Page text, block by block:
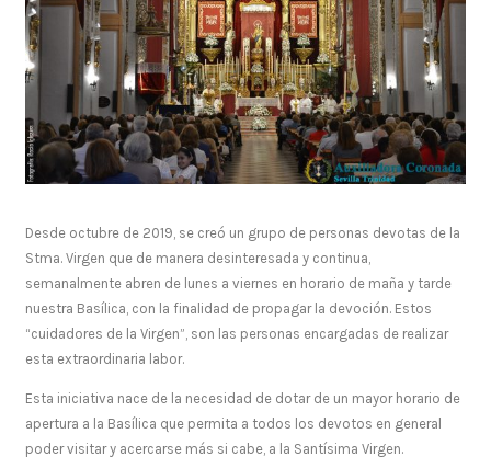
Desde octubre de 2019, se creó un grupo de personas devotas de la
Stma. Virgen que de manera desinteresada y continua,
semanalmente abren de lunes a viernes en horario de maña y tarde
nuestra Basílica, con la finalidad de propagar la devoción. Estos
“cuidadores de la Virgen”, son las personas encargadas de realizar
esta extraordinaria labor.
Esta iniciativa nace de la necesidad de dotar de un mayor horario de
apertura a la Basílica que permita a todos los devotos en general
poder visitar y acercarse más si cabe, a la Santísima Virgen.